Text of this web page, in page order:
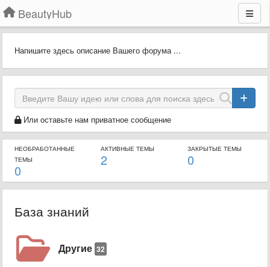
BeautyHub
Напишите здесь описание Вашего форума ...
Или оставьте нам приватное сообщение
НЕОБРАБОТАННЫЕ
ТЕМЫ
0
АКТИВНЫЕ ТЕМЫ
2
ЗАКРЫТЫЕ ТЕМЫ
0
База знаний
Другие 32